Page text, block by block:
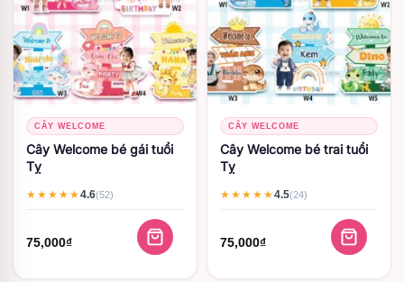
CÂY WELCOME
Cây Welcome bé gái tuổi
Tỵ
★★★★★4.6(52)
75,000₫
CÂY WELCOME
Cây Welcome bé trai tuổi
Tỵ
★★★★★4.5(24)
75,000₫